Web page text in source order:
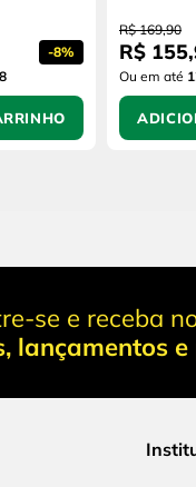
-8%
R$ 169,90
R$ 155,
Ou em até
se e receba
lançamentos e